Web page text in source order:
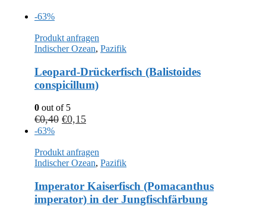
-63%
Produkt anfragen
Indischer Ozean, Pazifik
Leopard-Drückerfisch (Balistoides
conspicillum)
0 out of 5
€0,40 €0,15
-63%
Produkt anfragen
Indischer Ozean, Pazifik
Imperator Kaiserfisch (Pomacanthus
imperator) in der Jungfischfärbung